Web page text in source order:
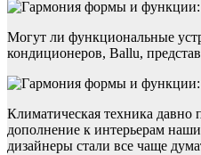
Могут ли функциональные
кондиционеров, Ballu,
Климатическая техника давно
дополнение к интерьерам
дизайнеры стали все чаще